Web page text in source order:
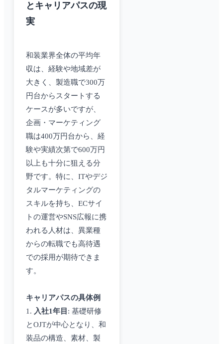
とキャリアパスの現
実
和装業界全体の平均年
収は、経験や地域差が
大きく、製造職で300万
円台からスタートする
ケースが多いですが、
企画・マーケティング
職は400万円台から、経
験や実績次第で600万円
以上も十分に狙える分
野です。特に、ITやデジ
タルマーケティングの
スキルを持ち、ECサイ
トの運営やSNS広報に携
われる人材は、異業種
からの転職でも高待遇
での採用が期待できま
す。
キャリアパスの具体例
1. 入社1年目 : 基礎研修
とOJTが中心となり、和
装品の構造、素材、製